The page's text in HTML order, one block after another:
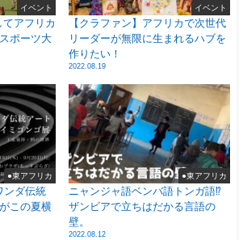
イベント
てアフリカ
ポーツ大
イベント
【クラファン】アフリカで次世代
リーダーが無限に生まれるハブを
作りたい！
2022.08.19
●東アフリカ
ンダ伝統
この夏横
●東アフリカ
ニャンジャ語ベンバ語トンガ語⁉
ザンビアで立ちはだかる言語の
壁。
2022.08.12